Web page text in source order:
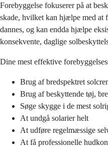
Forebyggelse fokuserer på at
skade, hvilket kan hjælpe med at
dannes, og kan endda hjælpe
konsekvente, daglige
Dine mest effektive
Brug af bredspektret
Brug af beskyttende tøj,
Søge skygge i de mest
At undgå solarier helt
At udføre regelmæssige
At få professionelle